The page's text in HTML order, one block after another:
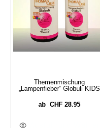
Themenmischung
„Lampenfieber“ Globuli KIDS
abCHF 28.95